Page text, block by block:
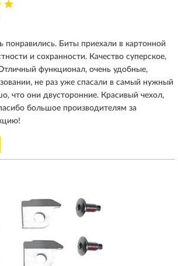
понравились. Биты приехали в картонной
и сохранности. Качество суперское,
функционал, очень удобные,
не раз уже спасали в самый нужный
что они двусторонние. Красивый чехол,
большое производителям за